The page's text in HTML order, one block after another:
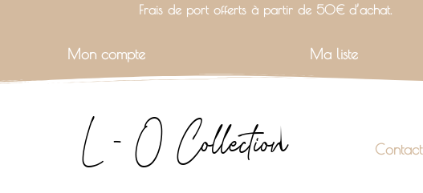
Frais de port offerts à partir de 50€ d’achat.
Mon compte Ma liste
L - O Collection Contact